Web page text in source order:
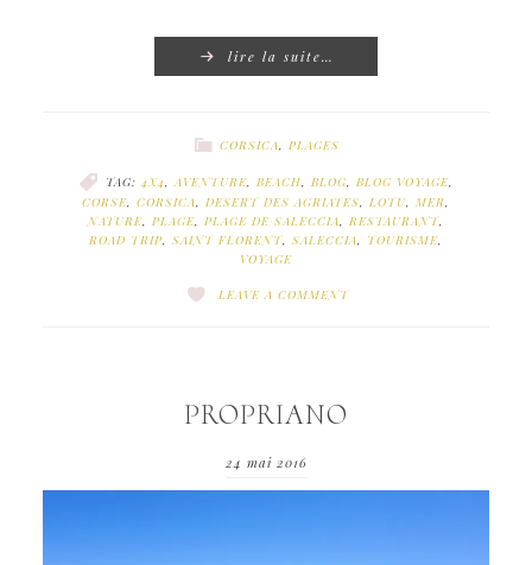
lire la suite…
CORSICA PLAGES
TAG: 4X4 AVENTURE BEACH BLOG BLOG VOYAGE
CORSE CORSICA DESERT DES AGRIATES LOTU MER
NATURE PLAGE PLAGE DE SALECCIA RESTAURANT
ROAD TRIP SAINT FLORENT SALECCIA TOURISME
VOYAGE
LEAVE A COMMENT
PROPRIANO
24 mai 2016